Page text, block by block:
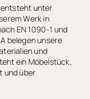
entsteht unter
Werk in
EN 1090-1 und
belegen unsere
und
ein Möbelstück,
und über